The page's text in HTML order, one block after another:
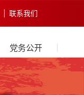
联系我们
党务公开